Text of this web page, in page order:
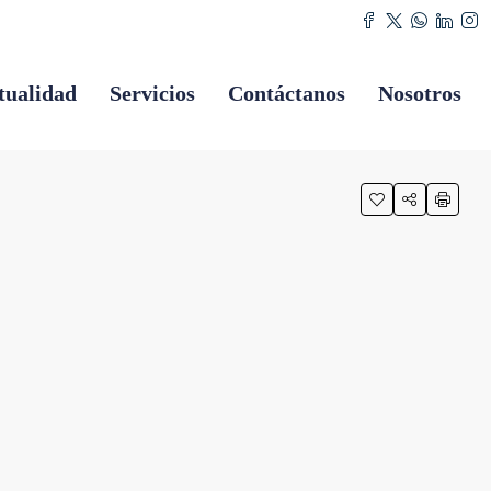
Servicios Contáctanos Nosotros